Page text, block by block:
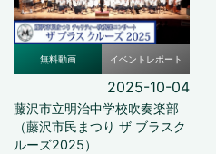
無料動画 イベントレポート
2025-10-04
藤沢市立明治中学校吹奏楽部
（藤沢市民まつり ザ ブラスク
ルーズ2025）